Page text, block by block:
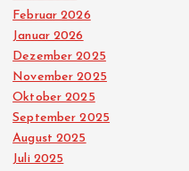
Februar 2026
Januar 2026
Dezember 2025
November 2025
Oktober 2025
September 2025
August 2025
Juli 2025